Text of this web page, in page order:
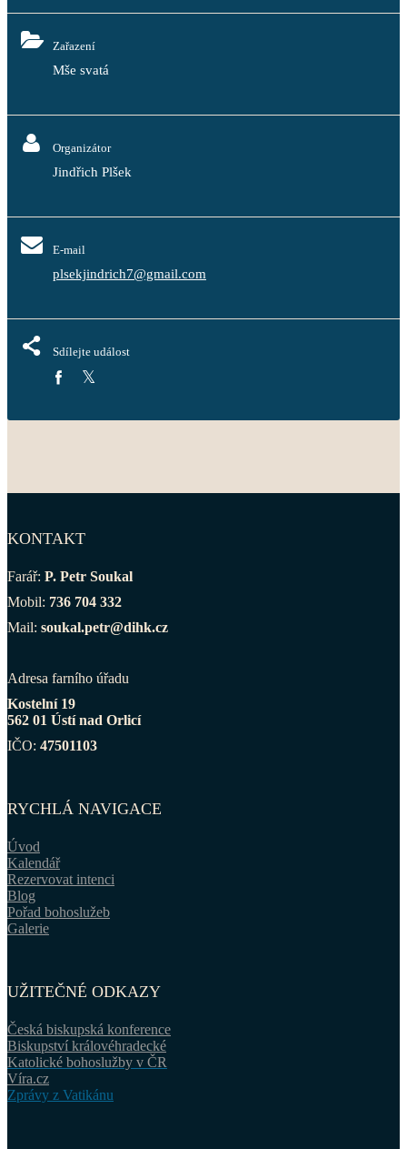
Zařazení
Mše svatá
Organizátor
Jindřich Plšek
E-mail
plsekjindrich7@gmail.com
Sdílejte událost
KONTAKT
Farář: P. Petr Soukal
Mobil: 736 704 332
Mail: soukal.petr@dihk.cz
Adresa farního úřadu
Kostelní 19
562 01 Ústí nad Orlicí
IČO: 47501103
RYCHLÁ NAVIGACE
Úvod
Kalendář
Rezervovat intenci
Blog
Pořad bohoslužeb
Galerie
UŽITEČNÉ ODKAZY
Česká biskupská konference
Biskupství královéhradecké
Katolické bohoslužby v ČR
Víra.cz
Zprávy z Vatikánu